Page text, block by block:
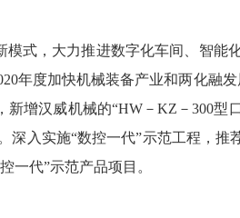
，大力推进数字化车间、智能
年度加快机械装备产业和两化融
增汉威机械的“HW－KZ－300型
入实施“数控一代”示范工程，推
一代”示范产品项目。